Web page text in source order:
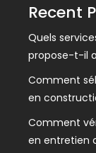
Recent
Quels
propose-t-il
Comment
en
Comment
en entretien